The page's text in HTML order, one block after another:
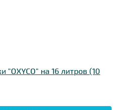
на 16 литров (10